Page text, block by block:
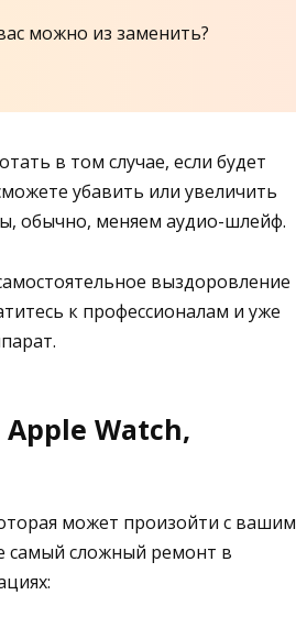
можно из заменить?
в том случае, если будет
убавить или увеличить
обычно, меняем аудио-шлейф.
выздоровление
к профессионалам и уже
Watch,
может произойти с вашим
сложный ремонт в